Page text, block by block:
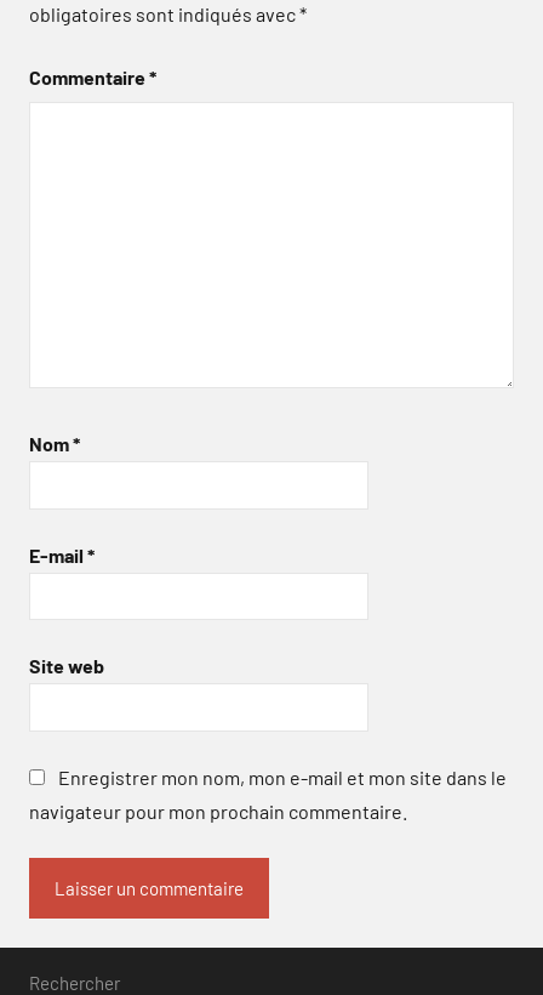
obligatoires sont indiqués avec*
Commentaire*
Nom*
E-mail *
Site web
Enregistrer mon nom, mon e-mail et mon site dans le
navigateur pour mon prochain commentaire.
Rechercher